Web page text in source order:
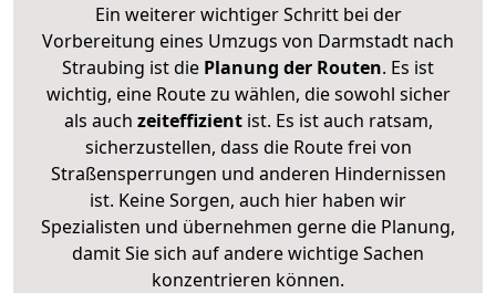
Ein weiterer wichtiger Schritt bei der
Vorbereitung eines Umzugs von Darmstadt nach
Straubing ist die Planung der Routen. Es ist
wichtig, eine Route zu wählen, die sowohl sicher
als auch zeiteffizientist. Es ist auch ratsam,
sicherzustellen, dass die Route frei von
Straßensperrungen und anderen Hindernissen
ist. Keine Sorgen, auch hier haben wir
Spezialisten und übernehmen gerne die Planung,
damit Sie sich auf andere wichtige Sachen
konzentrieren können.